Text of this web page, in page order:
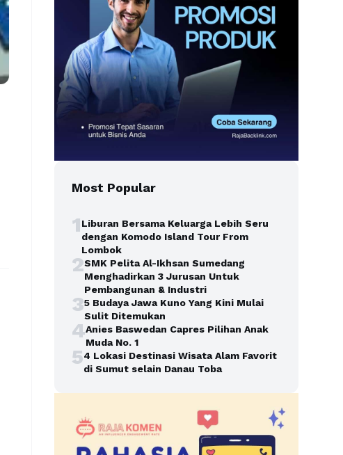
Most Popular
1Liburan Bersama Keluarga Lebih Seru
dengan Komodo Island Tour From
Lombok
2SMK Pelita Al-Ikhsan Sumedang
Menghadirkan 3 Jurusan Untuk
Pembangunan & Industri
35 Budaya Jawa Kuno Yang Kini Mulai
Sulit Ditemukan
4Anies Baswedan Capres Pilihan Anak
Muda No. 1
54 Lokasi Destinasi Wisata Alam Favorit
di Sumut selain Danau Toba